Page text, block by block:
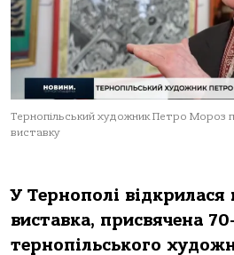
Тернопільський художник Петро Мороз
виставку
У Тернополі відкрилася
виставка, присвячена
тернопільського